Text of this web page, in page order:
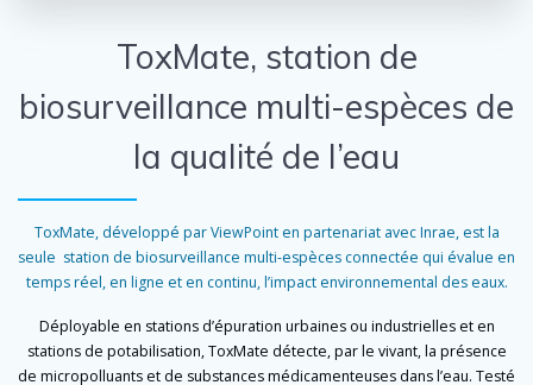
ToxMate, station de
biosurveillance multi-espèces de
la qualité de l’eau
ToxMate, développé par ViewPoint en partenariat avec Inrae, est la
seule station de biosurveillance multi-espèces connectée qui évalue en
temps réel, en ligne et en continu, l’impact environnemental des eaux.
Déployable en stations d’épuration urbaines ou industrielles et en
stations de potabilisation, ToxMate détecte, par le vivant, la présence
de micropolluants et de substances médicamenteuses dans l’eau. Testé